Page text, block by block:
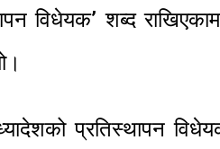
विधेयक’ शब्द
प्रतिस्थापन